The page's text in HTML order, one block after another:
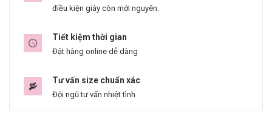
điều kiện giày còn mới nguyên.
Tiết kiệm thời gian
Đặt hàng online dễ dàng
Tư vấn size chuẩn xác
Đội ngũ tư vấn nhiệt tình